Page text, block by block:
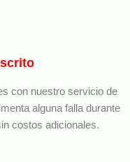
con nuestro servicio de
alguna falla durante
costos adicionales.